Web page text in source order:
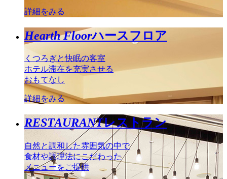
詳細をみる
Hearth Floorハースフロア
くつろぎと快眠の客室
ホテル滞在を充実させる
おもてなし
詳細をみる
RESTAURANTレストラン
自然と調和した雰囲気の中で
食材や調理法にこだわった
メニューをご提供